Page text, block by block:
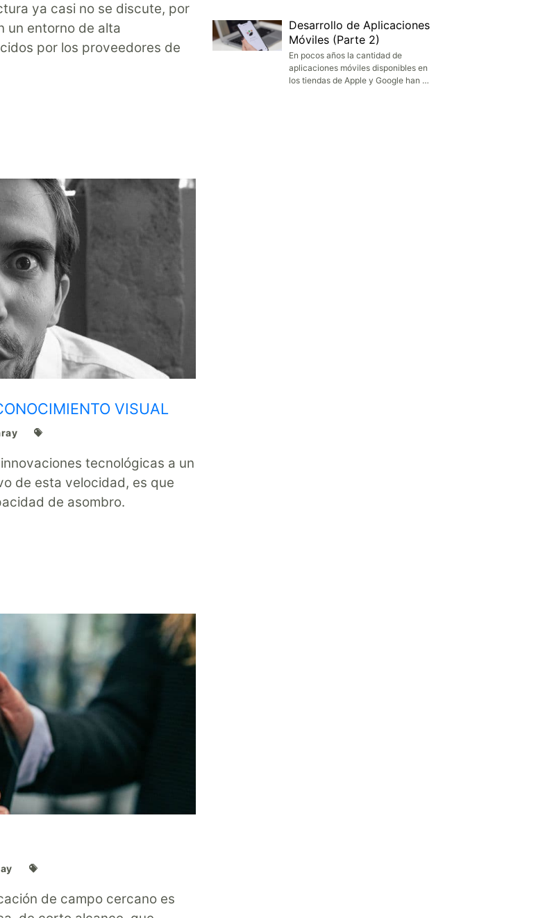
ya casi no se discute, por
un entorno de alta
por los proveedores de
VISUAL
tecnológicas a un
de esta velocidad, es que
de asombro.
de campo cercano es
Desarrollo de Aplicaciones
Móviles (Parte 2)
En pocos años la cantidad de
aplicaciones móviles disponibles en
los tiendas de Apple y Google han …